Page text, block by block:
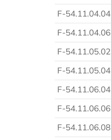
F-54.11.04.04
F-54.11.04.06
F-54.11.05.02
F-54.11.05.04
F-54.11.06.04
F-54.11.06.06
F-54.11.06.08